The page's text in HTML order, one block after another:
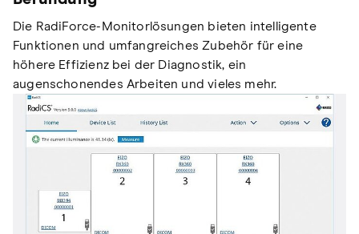
Die RadiForce-Monitorlösungen bieten intelligente
Funktionen und umfangreiches Zubehör für eine
höhere Effizienz bei der Diagnostik, ein
augenschonendes Arbeiten und vieles mehr.